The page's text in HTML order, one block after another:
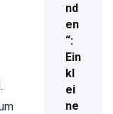
nd
en
“:
Ein
kl
ei
ne